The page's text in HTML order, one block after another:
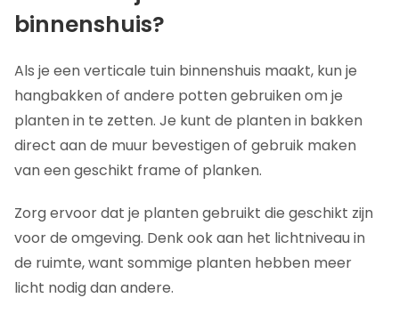
binnenshuis?
Als je een verticale tuin binnenshuis maakt, kun je
hangbakken of andere potten gebruiken om je
planten in te zetten. Je kunt de planten in bakken
direct aan de muur bevestigen of gebruik maken
van een geschikt frame of planken.
Zorg ervoor dat je planten gebruikt die geschikt zijn
voor de omgeving. Denk ook aan het lichtniveau in
de ruimte, want sommige planten hebben meer
licht nodig dan andere.